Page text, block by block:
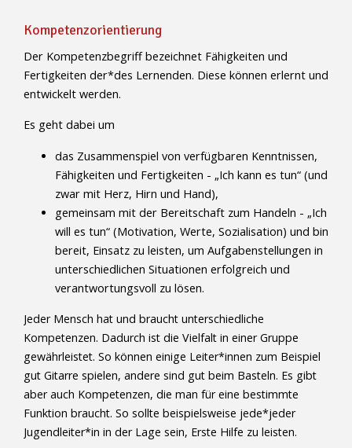
Kompetenzorientierung
Der Kompetenzbegriff bezeichnet Fähigkeiten und
Fertigkeiten der*des Lernenden. Diese können erlernt und
entwickelt werden.
Es geht dabei um
das Zusammenspiel von verfügbaren Kenntnissen,
Fähigkeiten und Fertigkeiten - „Ich kann es tun“ (und
zwar mit Herz, Hirn und Hand),
gemeinsam mit der Bereitschaft zum Handeln - „Ich
will es tun“ (Motivation, Werte, Sozialisation) und bin
bereit, Einsatz zu leisten, um Aufgabenstellungen in
unterschiedlichen Situationen erfolgreich und
verantwortungsvoll zu lösen.
Jeder Mensch hat und braucht unterschiedliche
Kompetenzen. Dadurch ist die Vielfalt in einer Gruppe
gewährleistet. So können einige Leiter*innen zum Beispiel
gut Gitarre spielen, andere sind gut beim Basteln. Es gibt
aber auch Kompetenzen, die man für eine bestimmte
Funktion braucht. So sollte beispielsweise jede*jeder
Jugendleiter*in in der Lage sein, Erste Hilfe zu leisten.